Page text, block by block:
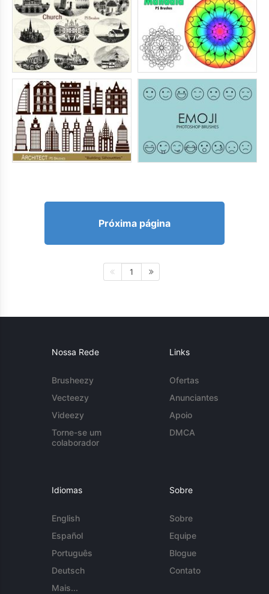
Próxima página
1
Nossa Rede
Brusheezy
Vecteezy
Videezy
Torne-se um
colaborador
Links
Ofertas
Anunciantes
Apoio
DMCA
Idiomas
English
Español
Português
Deutsch
Mais...
Sobre
Sobre
Equipe
Blogue
Contato